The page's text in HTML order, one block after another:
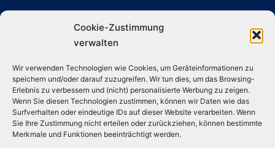
Cookie-Zustimmung
verwalten
Wir verwenden Technologien wie Cookies, um Geräteinformationen zu
speichern und/oder darauf zuzugreifen. Wir tun dies, um das Browsing-
Erlebnis zu verbessern und (nicht) personalisierte Werbung zu zeigen.
Wenn Sie diesen Technologien zustimmen, können wir Daten wie das
Surfverhalten oder eindeutige IDs auf dieser Website verarbeiten. Wenn
Sie Ihre Zustimmung nicht erteilen oder zurückziehen, können bestimmte
Merkmale und Funktionen beeinträchtigt werden.
ABONNIEREN
Folge uns auf Social Media